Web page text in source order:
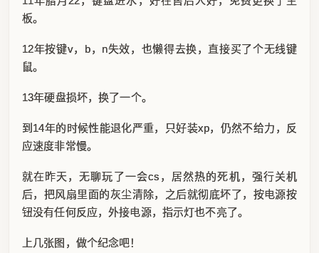
板。
12年按键v，b，n失效，也懒得去换，直接买了个无线键
鼠。
13年硬盘损坏，换了一个。
到14年的时候性能退化严重，只好装xp，仍然不给力，反
应速度非常慢。
就在昨天，无聊玩了一会cs，居然热的死机，强行关机
后，把风扇里面的灰尘清除，之后就彻底坏了，按电源按
钮没有任何反应，外接电源，指示灯也不亮了。
上几张图，做个纪念吧！